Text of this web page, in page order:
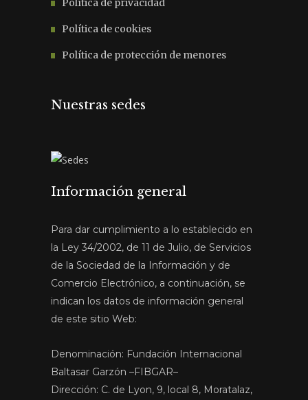
Política de privacidad
Política de cookies
Política de protección de menores
Nuestras sedes
Información general
Para dar cumplimiento a lo establecido en
la Ley 34/2002, de 11 de Julio, de Servicios
de la Sociedad de la Información y de
Comercio Electrónico, a continuación, se
indican los datos de información general
de este sitio Web:
Denominación: Fundación Internacional
Baltasar Garzón –FIBGAR–
Dirección: C. de Lyon, 9, local 8, Moratalaz,